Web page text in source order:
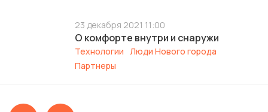
23 декабря 2021 11:00
О комфорте внутри и снаружи
Технологии Люди Нового города
Партнеры